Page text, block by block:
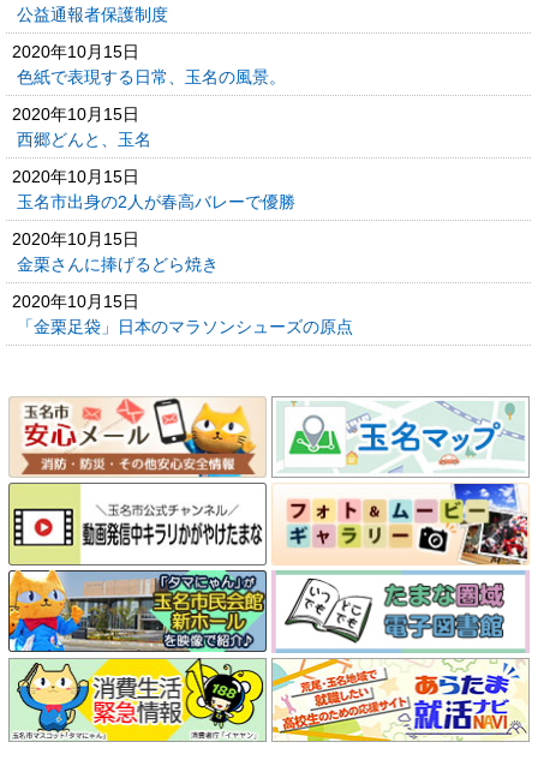
公益通報者保護制度
2020年10月15日
色紙で表現する日常、玉名の風景。
2020年10月15日
西郷どんと、玉名
2020年10月15日
玉名市出身の2人が春高バレーで優勝
2020年10月15日
金栗さんに捧げるどら焼き
2020年10月15日
「金栗足袋」日本のマラソンシューズの原点